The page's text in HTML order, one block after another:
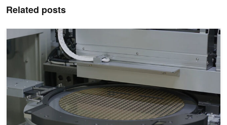
Related posts
AI-Physics 기반 TCAD 시뮬레이션 가속화